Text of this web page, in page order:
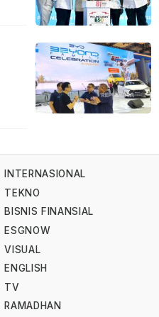
INTERNASIONAL
TEKNO
BISNIS FINANSIAL
ESGNOW
VISUAL
ENGLISH
TV
RAMADHAN